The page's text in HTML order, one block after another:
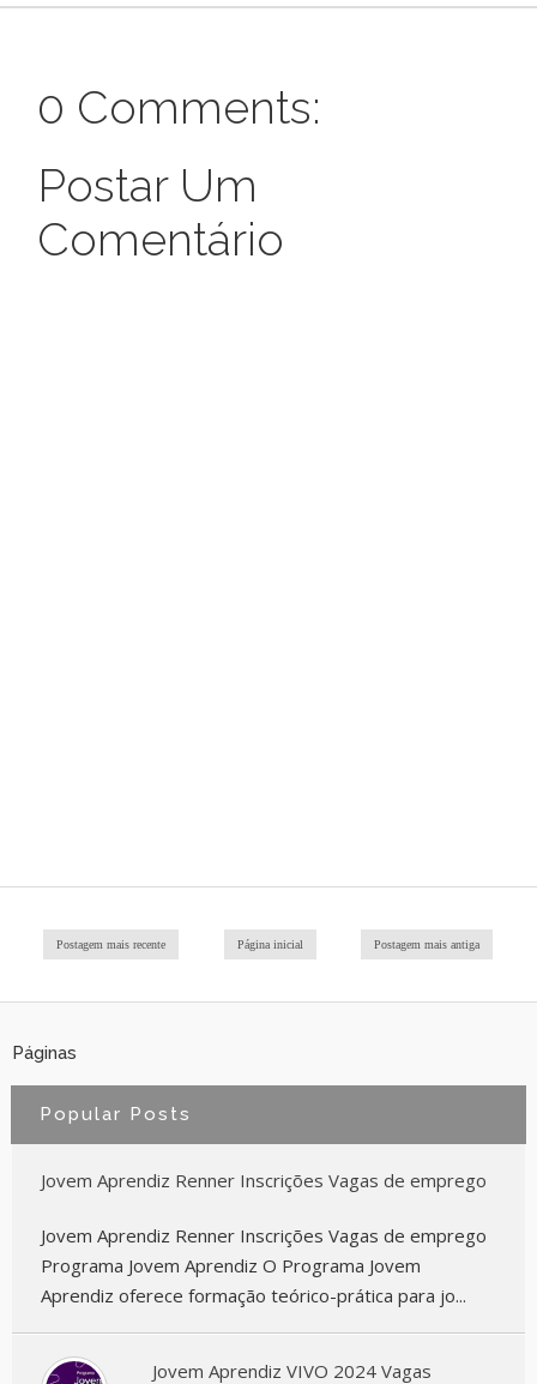
0 Comments:
Postar Um
Comentário
Postagem mais recente Postagem mais antiga
Página inicial
Páginas
Popular Posts
Jovem Aprendiz Renner Inscrições Vagas de emprego
Jovem Aprendiz Renner Inscrições Vagas de emprego
Programa Jovem Aprendiz O Programa Jovem
Aprendiz oferece formação teórico-prática para jo...
Jovem Aprendiz VIVO 2024 Vagas